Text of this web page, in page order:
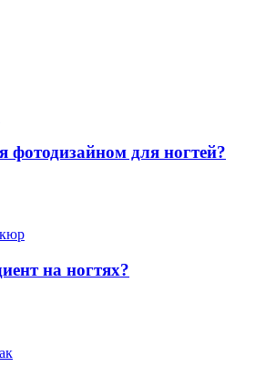
фотодизайном для ногтей?
на ногтях?